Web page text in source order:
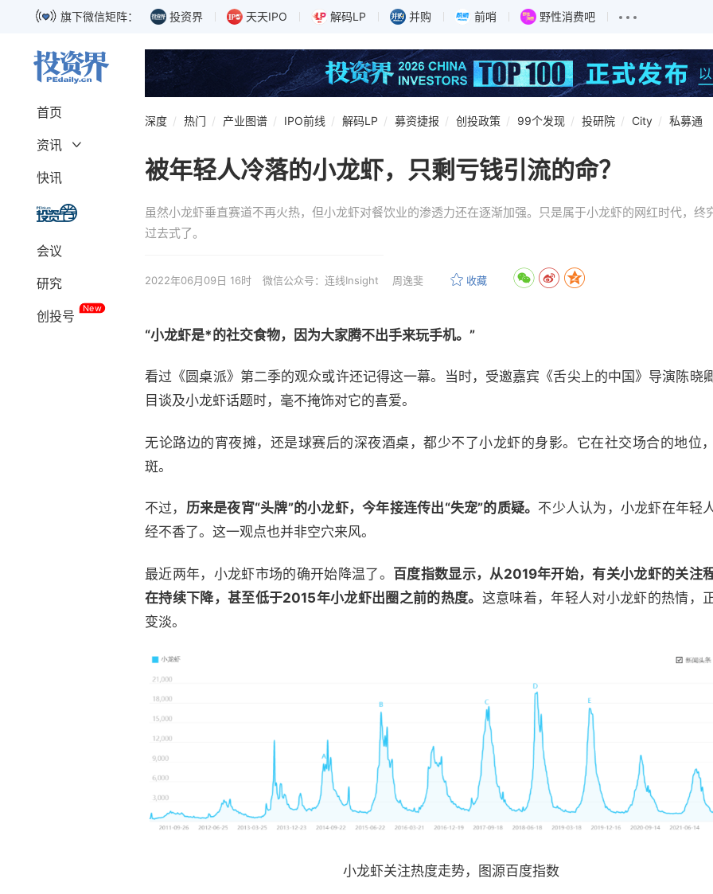
旗下微信矩阵： 投资界 天天IPO 解码LP 并购 前哨 野性消费吧
首页
资讯
深度
上市
科创板
政策
快讯
会议
研究
创投号
New
深度 热门 产业图谱 IPO前线 解码LP 募资捷报 创投政策 99个发现 投研院 City 私募通
被年轻人冷落的小龙虾，只剩亏钱引流的命？
虽然小龙虾垂直赛道不再火热，但小龙虾对餐饮业的渗透力还在逐渐加强。只是属于小龙虾的网红时代，终
过去式了。
2022年06月09日 16时 微信公众号：连线Insight 周逸斐 收藏
“小龙虾是*的社交食物，因为大家腾不出手来玩手机。”
看过《圆桌派》第二季的观众或许还记得这一幕。当时，受邀嘉宾《舌尖上的中国》导演陈晓
目谈及小龙虾话题时，毫不掩饰对它的喜爱。
无论路边的宵夜摊，还是球赛后的深夜酒桌，都少不了小龙虾的身影。它在社交场合的地位
斑。
不过， 历来是夜宵“头牌”的小龙虾，今年接连传出“失宠”的质疑。 不少人认为，小龙虾在年轻
经不香了。这一观点也并非空穴来风。
最近两年，小龙虾市场的确开始降温了。 百度指数显示，从2019年开始，有关小龙虾的关注
在持续下降，甚至低于2015年小龙虾出圈之前的热度。 这意味着，年轻人对小龙虾的热情，
变淡。
小龙虾关注热度走势，图源百度指数